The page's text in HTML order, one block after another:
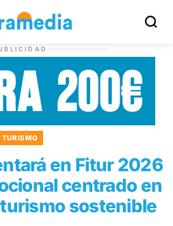
TURISMO
en Fitur 2026
centrado en
sostenible